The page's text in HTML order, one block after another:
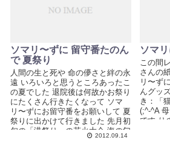
ソマリ〜ずに 留守番たのん
で 夏祭り
人間の生と死や 命の儚さと絆の永
遠 いろいろと思うところあったこ
の夏でした 退院後は何故かお祭り
にたくさん行きたくなって ソマ
リ〜ずにお留守番をお願いして 夏
祭りに出かけて行きました 先月初
旬の「港祭り」の花火大会 海の匂
2012.09.14
ソマ
この間
さんの
リ〜ず
んグッ
き：「
(;^-^A
です り